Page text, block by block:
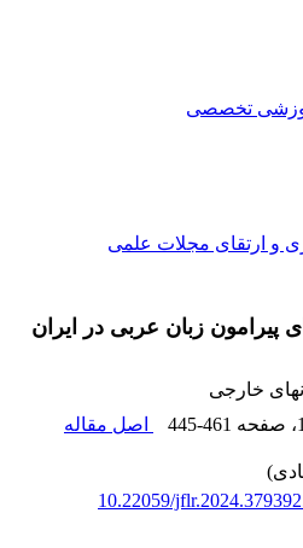
تخصصی
و ارتقای مجلات علمی
زبان عربی در ایران
خارجی
، صفحه 445-461
اصل مقاله
10.22059/